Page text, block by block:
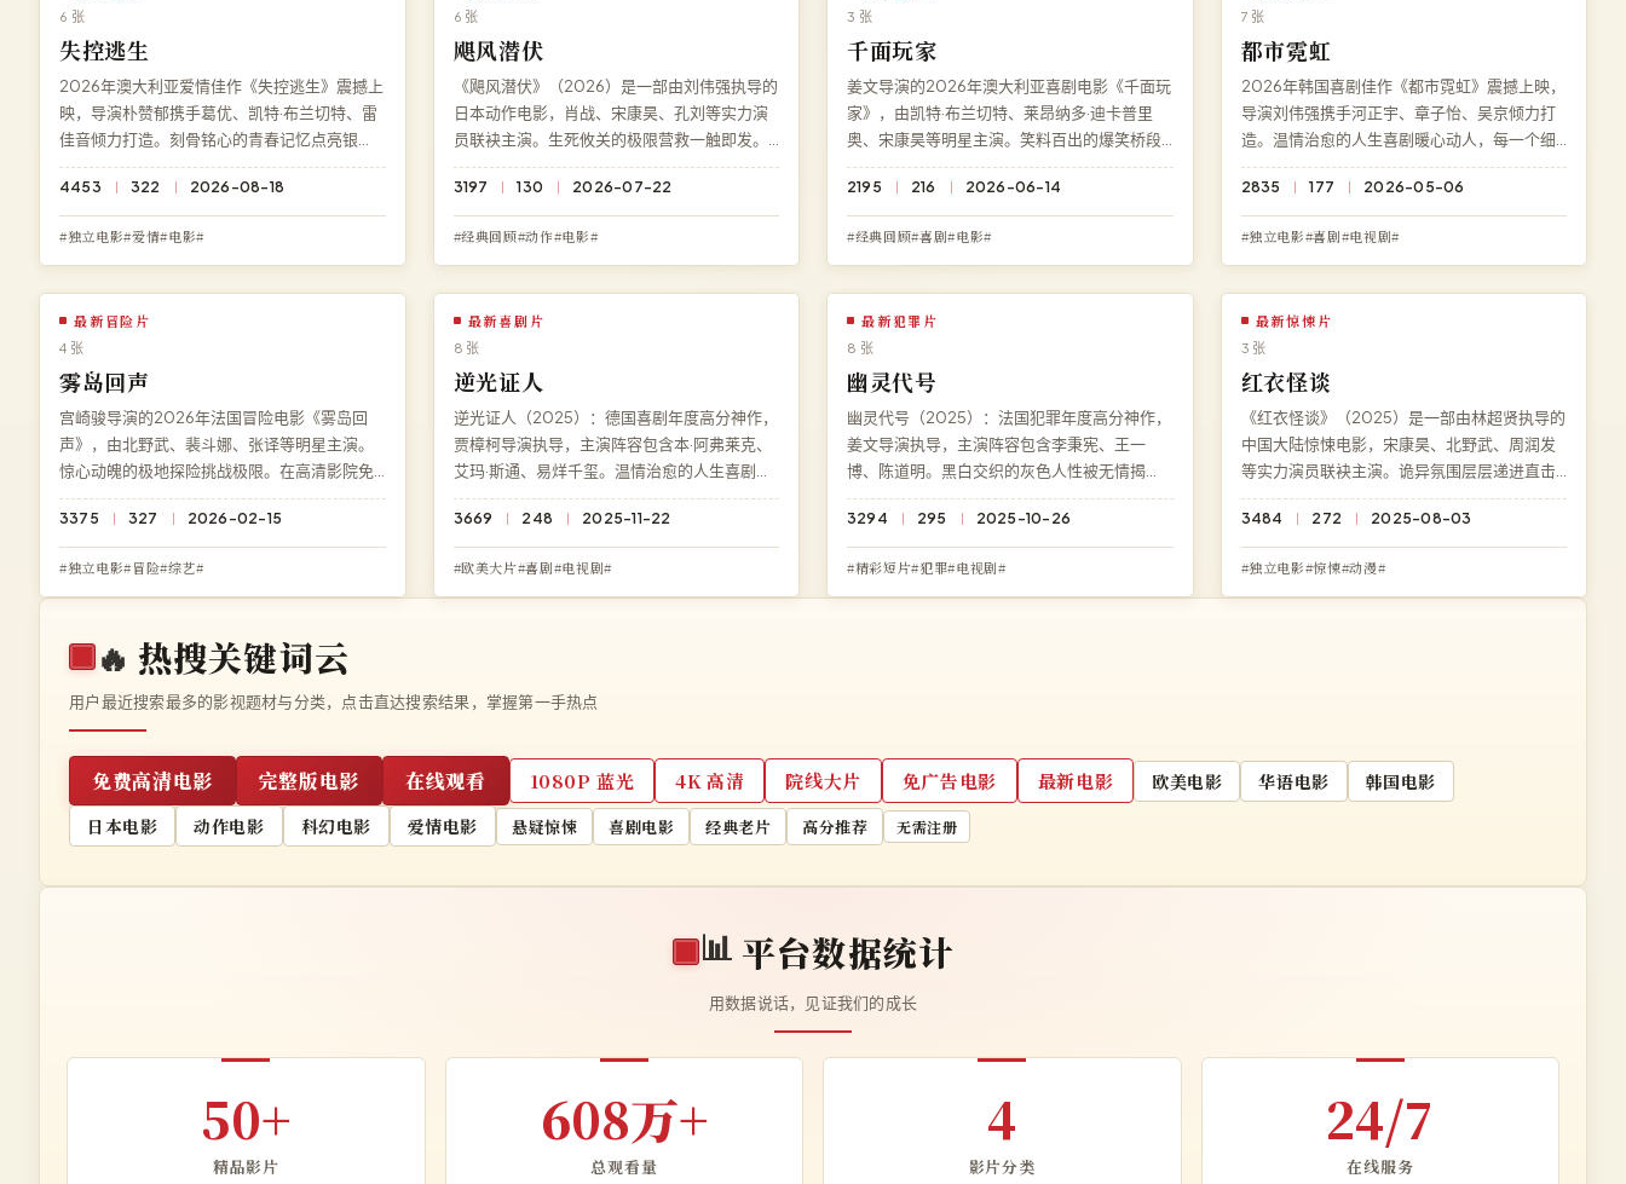
6 张
失控逃生
2026年澳大利亚爱情佳作《失控逃生》震撼上
映，导演朴赞郁携手葛优、凯特·布兰切特、雷
佳音倾力打造。刻骨铭心的青春记忆点亮银
幕，每一个细节都暗藏伏笔。现可在高清影院
免费在线观看《失控逃生》高清完整版，杜比
全景声多端兼容。
4453 322 2026-08-18
#独立电影#爱情#电影#
6 张
飓风潜伏
《飓风潜伏》（2026）是一部由刘伟强执导的
日本动作电影，肖战、宋康昊、孔刘等实力演
员联袂主演。生死攸关的极限营救一触即发。
在线观看免费高清完整电影《飓风潜伏》，HD
高清流畅播放，永久免费、零广告。
3197 130 2026-07-22
#经典回顾#动作#电影#
3 张
千面玩家
姜文导演的2026年澳大利亚喜剧电影《千面玩
家》，由凯特·布兰切特、莱昂纳多·迪卡普里
奥、宋康昊等明星主演。笑料百出的爆笑桥段
一刻不断。在高清影院免费观看《千面玩家》
高清完整电影，无需下载、无需注册，4K 超清
多端流畅播放。
2195 216 2026-06-14
#经典回顾#喜剧#电影#
7 张
都市霓虹
2026年韩国喜剧佳作《都市霓虹》震撼上映，
导演刘伟强携手河正宇、章子怡、吴京倾力打
造。温情治愈的人生喜剧暖心动人，每一个细
节都暗藏伏笔。现可在高清影院免费在线观看
《都市霓虹》高清完整版，1080P 蓝光多端兼
容。
2835 177 2026-05-06
#独立电影#喜剧#电视剧#
最新冒险片
4 张
雾岛回声
宫崎骏导演的2026年法国冒险电影《雾岛回
声》，由北野武、裴斗娜、张译等明星主演。
惊心动魄的极地探险挑战极限。在高清影院免
费观看《雾岛回声》高清完整电影，无需下
载、无需注册，BD 蓝光多端流畅播放。
3375 327 2026-02-15
#独立电影#冒险#综艺#
最新喜剧片
8 张
逆光证人
逆光证人（2025）：德国喜剧年度高分神作，
贾樟柯导演执导，主演阵容包含本·阿弗莱克、
艾玛·斯通、易烊千玺。温情治愈的人生喜剧暖
心动人，结局充满意料之外的深刻反转。访问
高清影院即享《逆光证人》免费完整版高清在
线观看，BD 蓝光极速加载。
3669 248 2025-11-22
#欧美大片#喜剧#电视剧#
最新犯罪片
8 张
幽灵代号
幽灵代号（2025）：法国犯罪年度高分神作，
姜文导演执导，主演阵容包含李秉宪、王一
博、陈道明。黑白交织的灰色人性被无情揭
开，结局充满意料之外的深刻反转。访问高清
影院即享《幽灵代号》免费完整版高清在线观
看，HD 高清极速加载。
3294 295 2025-10-26
#精彩短片#犯罪#电视剧#
最新惊悚片
3 张
红衣怪谈
《红衣怪谈》（2025）是一部由林超贤执导的
中国大陆惊悚电影，宋康昊、北野武、周润发
等实力演员联袂主演。诡异氛围层层递进直击
观众内心。在线观看免费高清完整电影《红衣
怪谈》，杜比全景声流畅播放，永久免费、零
广告。
3484 272 2025-08-03
#独立电影#惊悚#动漫#
🔥 热搜关键词云
用户最近搜索最多的影视题材与分类，点击直达搜索结果，掌握第一手热点
免费高清电影 完整版电影 在线观看 1080P 蓝光 4K 高清 院线大片 免广告电影 最新电影 欧美电影 华语电影
韩国电影
日本电影
动作电影 科幻电影 爱情电影 悬疑惊悚 喜剧电影 经典老片 高分推荐 无需注册
📊 平台数据统计
用数据说话，见证我们的成长
50+
精品影片
608万+
总观看量
4
影片分类
24/7
在线服务